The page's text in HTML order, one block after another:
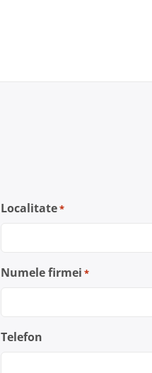
Localitate*
Numele firmei *
Telefon